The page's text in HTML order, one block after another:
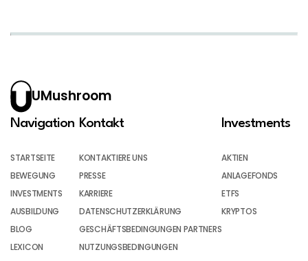
UMushroom
Navigation
STARTSEITE
BEWEGUNG
INVESTMENTS
AUSBILDUNG
BLOG
LEXICON
Kontakt
KONTAKTIERE UNS
PRESSE
KARRIERE
DATENSCHUTZERKLÄRUNG
GESCHÄFTSBEDINGUNGEN PARTNERS
NUTZUNGSBEDINGUNGEN
Investments
AKTIEN
ANLAGEFONDS
ETFS
KRYPTOS